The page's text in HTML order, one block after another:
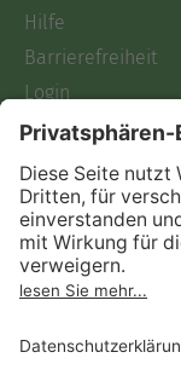
Hilfe
Barrierefreiheit
Login
Skoobe liest
Rechtliches
Datenschutz
AGB
Act